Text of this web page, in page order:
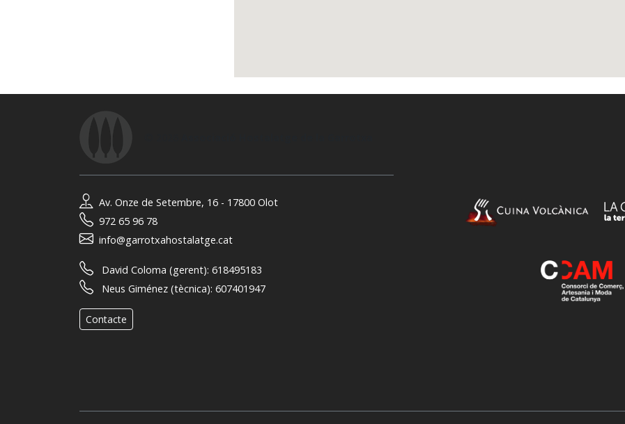
Av. Onze de Setembre, 16 - 17800 Olot
972 65 96 78
info@garrotxahostalatge.cat
David Coloma (gerent): 618495183
Neus Giménez (tècnica): 607401947
Contacte